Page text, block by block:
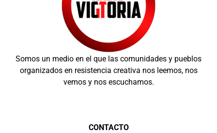
Somos un medio en el que las comunidades y pueblos
organizados en resistencia creativa nos leemos, nos
vemos y nos escuchamos.
CONTACTO